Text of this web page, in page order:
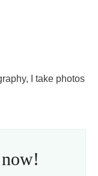
I take photos